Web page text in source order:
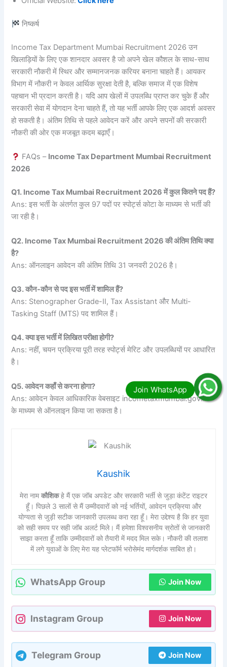
निष्कर्ष
Income Tax Department Mumbai Recruitment 2026 उन
खिलाड़ियों के लिए एक शानदार अवसर है जो अपने खेल कौशल के साथ-साथ
सरकारी नौकरी में स्थिर और सम्मानजनक करियर बनाना चाहते हैं। आयकर
विभाग में नौकरी न केवल आर्थिक सुरक्षा देती है, बल्कि समाज में एक विशेष
पहचान भी प्रदान करती है। यदि आप खेलों में उपलब्धि प्राप्त कर चुके हैं और
सरकारी सेवा में योगदान देना चाहते हैं, तो यह भर्ती आपके लिए एक आदर्श अवसर
हो सकती है। अंतिम तिथि से पहले आवेदन करें और अपने सपनों की सरकारी
नौकरी की ओर एक मजबूत कदम बढ़ाएँ।
FAQs – Income Tax Department Mumbai Recruitment
2026
Q1. Income Tax Mumbai Recruitment 2026 में कुल कितने पद हैं?
Ans: इस भर्ती के अंतर्गत कुल 97 पदों पर स्पोर्ट्स कोटा के माध्यम से भर्ती की
जा रही है।
Q2. Income Tax Mumbai Recruitment 2026 की अंतिम तिथि क्या
है?
Ans: ऑनलाइन आवेदन की अंतिम तिथि 31 जनवरी 2026 है।
Q3. कौन-कौन से पद इस भर्ती में शामिल हैं?
Ans: Stenographer Grade-II, Tax Assistant और Multi-
Tasking Staff (MTS) पद शामिल हैं।
Q4. क्या इस भर्ती में लिखित परीक्षा होगी?
Ans: नहीं, चयन प्रक्रिया पूरी तरह स्पोर्ट्स मेरिट और उपलब्धियों पर आधारित
है।
Q5. आवेदन कहाँ से करना होगा?
Ans: आवेदन केवल आधिकारिक वेबसाइट incometaxmumbai.gov.in
के माध्यम से ऑनलाइन किया जा सकता है।
Kaushik
मेरा नामकौशिकहे मैं एक जॉब अपडेट और सरकारी भर्ती से जुड़ा कंटेंट राइटर
हूँ। पिछले 3 सालों से मैं उम्मीदवारों को नई भर्तियों, आवेदन प्रक्रिया और
योग्यता से जुड़ी सटीक जानकारी उपलब्ध करा रहा हूँ। मेरा उद्देश्य है कि हर युवा
को सही समय पर सही जॉब अलर्ट मिले। मैं हमेशा विश्वसनीय स्रोतों से जानकारी
साझा करता हूँ ताकि उम्मीदवारों को तैयारी में मदद मिल सके। नौकरी की तलाश
में लगे युवाओं के लिए मेरा यह प्लेटफॉर्म भरोसेमंद मार्गदर्शक साबित हो।
WhatsApp Group Join Now
Instagram Group Join Now
Telegram Group Join Now